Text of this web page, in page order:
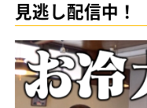
見逃し配信中！